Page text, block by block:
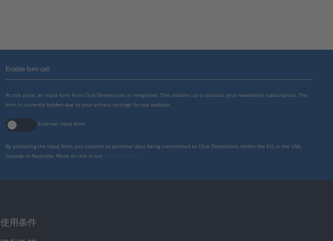
Enable form call
At this point, an input form from Click Dimensions is integrated. This enables us to process your newsletter subscription. The
form is currently hidden due to your privacy settings for our website.
External input form
By activating the input form, you consent to personal data being transmitted to Click Dimensions within the EU, in the USA,
Canada or Australia. More on this in our
.
使用条件